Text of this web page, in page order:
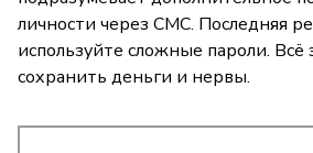
личности через СМС. Последняя
используйте сложные пароли. Всё
сохранить деньги и нервы.